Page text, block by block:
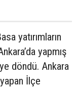
yatırımların
yapmış
döndü. Ankara
İlçe